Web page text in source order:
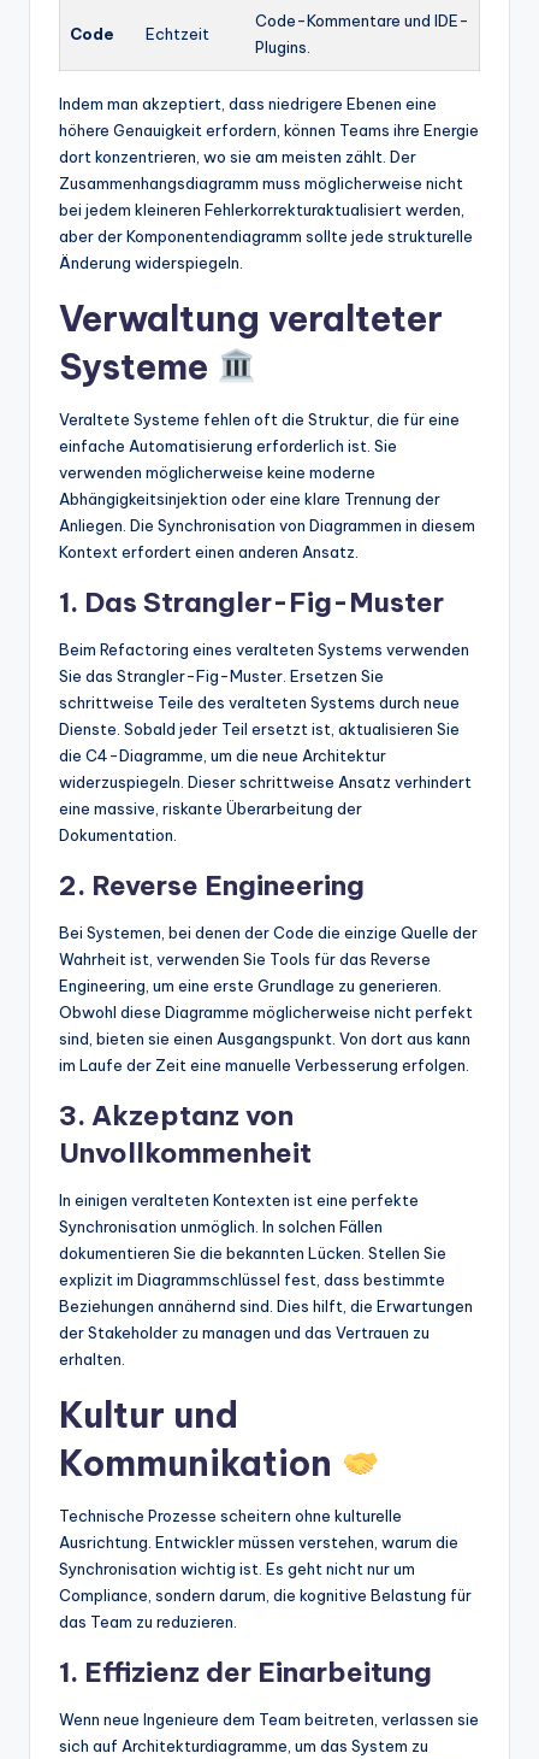
Code Echtzeit
Code-Kommentare und IDE-
Plugins.
Indem man akzeptiert, dass niedrigere Ebenen eine
höhere Genauigkeit erfordern, können Teams ihre Energie
dort konzentrieren, wo sie am meisten zählt. Der
Zusammenhangsdiagramm muss möglicherweise nicht
bei jedem kleineren Fehlerkorrekturaktualisiert werden,
aber der Komponentendiagramm sollte jede strukturelle
Änderung widerspiegeln.
Verwaltung veralteter
Systeme
Veraltete Systeme fehlen oft die Struktur, die für eine
einfache Automatisierung erforderlich ist. Sie
verwenden möglicherweise keine moderne
Abhängigkeitsinjektion oder eine klare Trennung der
Anliegen. Die Synchronisation von Diagrammen in diesem
Kontext erfordert einen anderen Ansatz.
1. Das Strangler-Fig-Muster
Beim Refactoring eines veralteten Systems verwenden
Sie das Strangler-Fig-Muster. Ersetzen Sie
schrittweise Teile des veralteten Systems durch neue
Dienste. Sobald jeder Teil ersetzt ist, aktualisieren Sie
die C4-Diagramme, um die neue Architektur
widerzuspiegeln. Dieser schrittweise Ansatz verhindert
eine massive, riskante Überarbeitung der
Dokumentation.
2. Reverse Engineering
Bei Systemen, bei denen der Code die einzige Quelle der
Wahrheit ist, verwenden Sie Tools für das Reverse
Engineering, um eine erste Grundlage zu generieren.
Obwohl diese Diagramme möglicherweise nicht perfekt
sind, bieten sie einen Ausgangspunkt. Von dort aus kann
im Laufe der Zeit eine manuelle Verbesserung erfolgen.
3. Akzeptanz von
Unvollkommenheit
In einigen veralteten Kontexten ist eine perfekte
Synchronisation unmöglich. In solchen Fällen
dokumentieren Sie die bekannten Lücken. Stellen Sie
explizit im Diagrammschlüssel fest, dass bestimmte
Beziehungen annähernd sind. Dies hilft, die Erwartungen
der Stakeholder zu managen und das Vertrauen zu
erhalten.
Kultur und
Kommunikation
Technische Prozesse scheitern ohne kulturelle
Ausrichtung. Entwickler müssen verstehen, warum die
Synchronisation wichtig ist. Es geht nicht nur um
Compliance, sondern darum, die kognitive Belastung für
das Team zu reduzieren.
1. Effizienz der Einarbeitung
Wenn neue Ingenieure dem Team beitreten, verlassen sie
sich auf Architekturdiagramme, um das System zu